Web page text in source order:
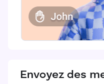
Envoyez des